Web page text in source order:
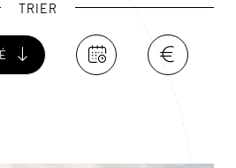
notamment ses
délicats raviolis vapeur farcis de
TRIER